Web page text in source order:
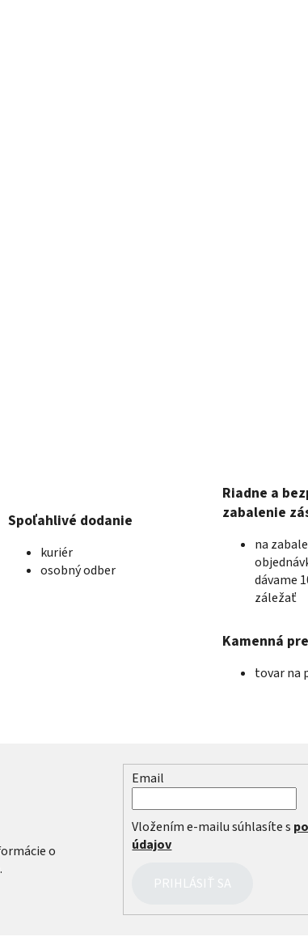
Spoľahlivé dodanie
kuriér
osobný odber
Riadne a
zabalenie
na
dávame
záležať
Kamenná
tovar na
o
Email
Vložením e-mailu súhlasíte s
údajov
PRIHLÁSIŤ SA